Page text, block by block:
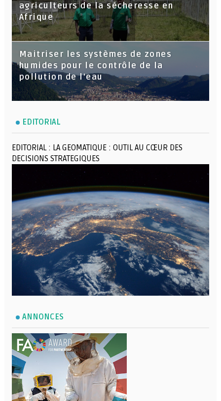
agriculteurs de la sécheresse en
Afrique
Maitriser les systèmes de zones
humides pour le contrôle de la
pollution de l'eau
EDITORIAL
EDITORIAL : LA GEOMATIQUE : OUTIL AU CŒUR DES
DECISIONS STRATEGIQUES
ANNONCES